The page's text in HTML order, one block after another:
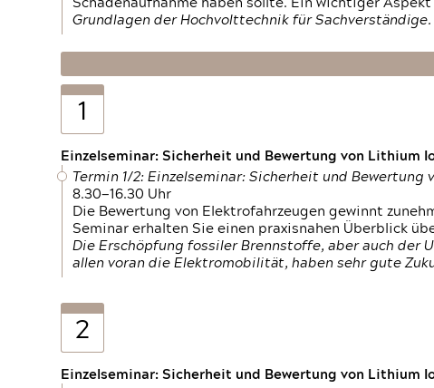
Schadenaufnahme haben sollte. Ein wichtiger
Grundlagen der Hochvolttechnik für
1
Einzelseminar: Sicherheit und Bewertung von Lithium
Termin 1/2: Einzelseminar: Sicherheit und
8.30—16.30 Uhr
Die Bewertung von Elektrofahrzeugen gewinnt
Seminar erhalten Sie einen praxisnahen Überblick
Die Erschöpfung fossiler Brennstoffe, aber auch der
allen voran die Elektromobilität, haben sehr gute
2
Einzelseminar: Sicherheit und Bewertung von Lithium